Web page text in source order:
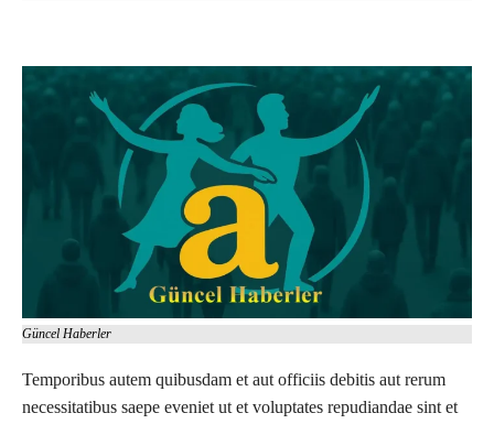
Güncel Haberler
Temporibus autem quibusdam et aut officiis debitis aut rerum
necessitatibus saepe eveniet ut et voluptates repudiandae sint et